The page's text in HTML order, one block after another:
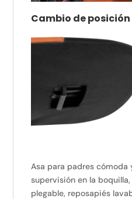
Cambio de
Asa para padres
supervisión en la
plegable, reposapiés